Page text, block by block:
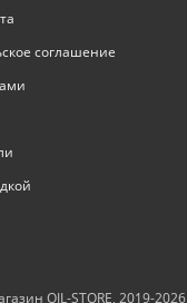
соглашение
OIL-STORE, 2019-2026